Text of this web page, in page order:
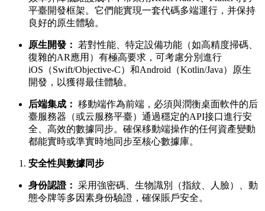
平臺開發框架。它們能實現一套代碼多端運行，并保持
良好的原生體驗。
原生開發：
若對性能、特定設備功能（如高精度掃碼、
復雜的AR應用）有極高要求，可考慮分別進行
iOS（Swift/Objective-C）和Android（Kotlin/Java）原生
開發，以獲得最佳體驗。
后端集成： 移動端作為前端，必須與潤衡桌面軟件的后
臺服務器（或云服務平臺）通過穩定的API接口進行安
全、高效的數據同步。確保移動端操作的任何資產變動
都能實時或準實時地同步至核心數據庫。
安全性與數據同步
身份認證： 采用強密碼、生物識別（指紋、人臉）、動
態令牌等多因素身份驗證，確保賬戶安全。